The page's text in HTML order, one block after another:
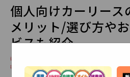
個人向けカーリース
メリット/選び方や
ビスも紹介
# セブンマックス
# 車の購入コスト